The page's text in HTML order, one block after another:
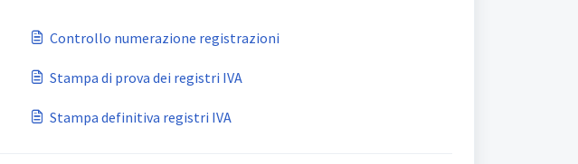
Controllo numerazione registrazioni
Stampa di prova dei registri IVA
Stampa definitiva registri IVA